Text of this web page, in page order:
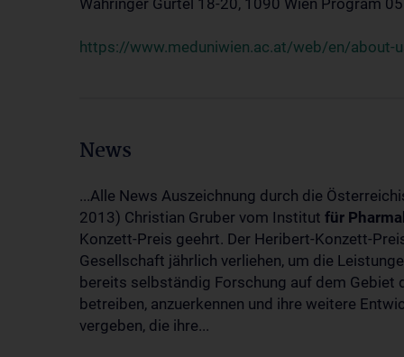
Währinger Gürtel 18-20, 1090 Wien Program
https://www.meduniwien.ac.at/web/en/
News
...Alle News Auszeichnung durch die
2013) Christian Gruber vom Institut für
Konzett-Preis geehrt. Der Heribert-Konzett-
Gesellschaft jährlich verliehen, um die
bereits selbständig Forschung auf dem Gebiet
betreiben, anzuerkennen und ihre weitere
vergeben, die ihre...